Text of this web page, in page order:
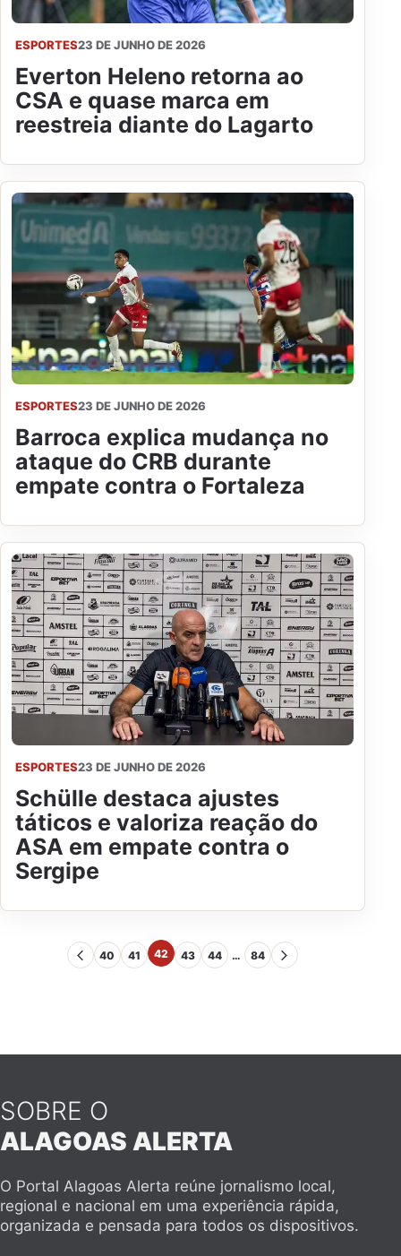
ESPORTES23 DE JUNHO DE 2026
Everton Heleno retorna ao
CSA e quase marca em
reestreia diante do Lagarto
ESPORTES23 DE JUNHO DE 2026
Barroca explica mudança no
ataque do CRB durante
empate contra o Fortaleza
ESPORTES23 DE JUNHO DE 2026
Schülle destaca ajustes
táticos e valoriza reação do
ASA em empate contra o
Sergipe
40 41 42 43 44 … 84
SOBRE O
ALAGOAS ALERTA
O Portal Alagoas Alerta reúne jornalismo local,
regional e nacional em uma experiência rápida,
organizada e pensada para todos os dispositivos.